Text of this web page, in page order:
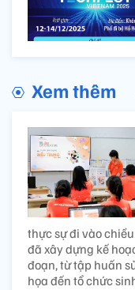
Xem thêm
thực sự đi vào
đã xây dựng kế
đoạn, từ tập huấn
họa đến tổ chức